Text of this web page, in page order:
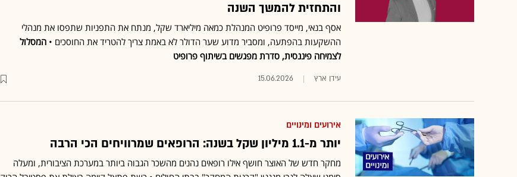
והתחזית להמשך השנה
אסף בנאי, מייסד פרופיט המנהלת כמאה מיליארד שקל, מנתח את התפניות שתפסו את מנהלי
ההשקעות בהפתעה, ומסביר מדוע שער הדולר לא באמת צריך להטריד את החוסכים • המסלול
לצמיחה פיננסית, סדרת מפגשים בשיתוף פרופיט
עידן ארץ 15.06.2026
אירועים ומינויים
יותר מ-1.1 מיליון שקל בשנה: הרופאים שמרוויחים הכי הרבה
מחקר חדש של האוצר חושף אילו רופאים נהנים מהשכר הגבוה ביותר במערכת הציבורית, ומעלה